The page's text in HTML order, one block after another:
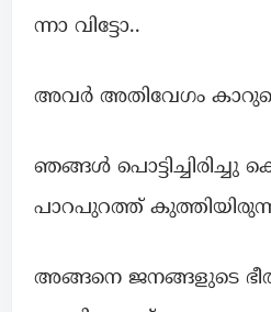
ന്നാ വിട്ടോ..
അവർ അതിവേഗം
ഞങ്ങൾ പൊട്ടിച്ചിരിച്ചു
പാറപുറത്ത്
അങ്ങനെ ജനങ്ങളുടെ